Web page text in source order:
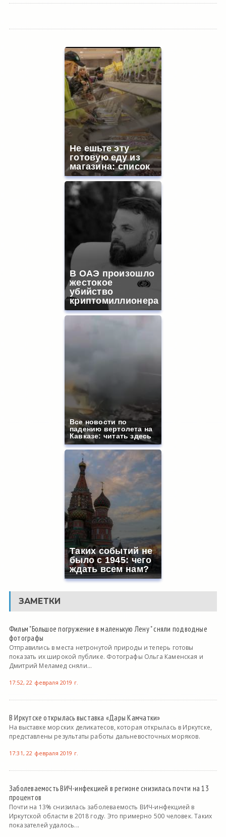
Не ешьте эту
готовую еду из
магазина: список
В ОАЭ произошло
жестокое
убийство
криптомиллионера
Все новости по
падению вертолета на
Кавказе: читать здесь
Таких событий не
было с 1945: чего
ждать всем нам?
ЗАМЕТКИ
Фильм "Большое погружение в маленькую Лену " сняли подводные
фотографы
Отправились в места нетронутой природы и теперь готовы
показать их широкой публике. Фотографы Ольга Каменская и
Дмитрий Меламед сняли...
17:52, 22 февраля 2019 г.
В Иркутске открылась выставка «Дары Камчатки»
На выставке морских деликатесов, которая открылась в Иркутске,
представлены результаты работы дальневосточных моряков.
17:31, 22 февраля 2019 г.
Заболеваемость ВИЧ-инфекцией в регионе снизилась почти на 13
процентов
Почти на 13% снизилась заболеваемость ВИЧ-инфекцией в
Иркутской области в 2018 году. Это примерно 500 человек. Таких
показателей удалось...